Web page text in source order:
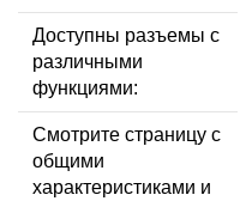
Доступны разъемы с
различными
функциями:
Смотрите страницу с
общими
характеристиками и